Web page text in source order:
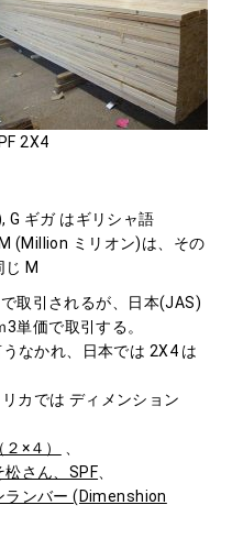
2X4
G ギガ はギリシャ語
(Million ミリオン)は、その
じ M
取引されるが、日本(JAS)
単価で取引する。
なかれ、日本では 2X4 は
カでは ディメンション
×４）
松さん、SPF
ランバー (Dimenshion